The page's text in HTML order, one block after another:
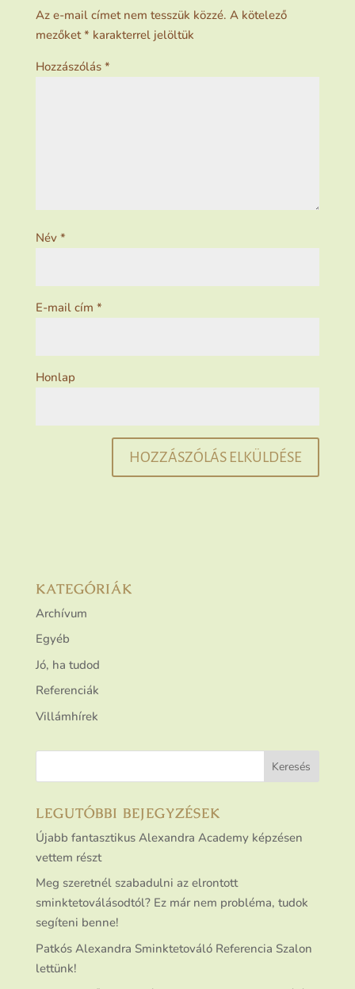
Az e-mail címet nem tesszük közzé. A kötelező
mezőket* karakterrel jelöltük
Hozzászólás *
Név *
E-mail cím *
Honlap
KATEGÓRIÁK
Archívum
Egyéb
Jó, ha tudod
Referenciák
Villámhírek
LEGUTÓBBI BEJEGYZÉSEK
Újabb fantasztikus Alexandra Academy képzésen
vettem részt
Meg szeretnél szabadulni az elrontott
sminktetoválásodtól? Ez már nem probléma, tudok
segíteni benne!
Patkós Alexandra Sminktetováló Referencia Szalon
lettünk!